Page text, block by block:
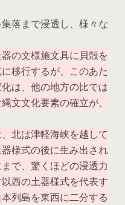
落まで浸透し、様々な
の文様施文具に貝殻を
移行するが、このあた
は、他の地方の比では
文文化要素の確立が、
北は津軽海峡を越して
様式の後に生み出され
で、驚くほどの浸透力
西の土器様式を代表す
列島を東西に二分する